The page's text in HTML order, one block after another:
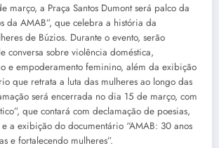
março, a Praça Santos Dumont será palco da
da AMAB”, que celebra a história da
de Búzios. Durante o evento, serão
conversa sobre violência doméstica,
e empoderamento feminino, além da exibição
que retrata a luta das mulheres ao longo das
será encerrada no dia 15 de março, com
que contará com declamação de poesias,
a exibição do documentário “AMAB: 30 anos
e fortalecendo mulheres”.